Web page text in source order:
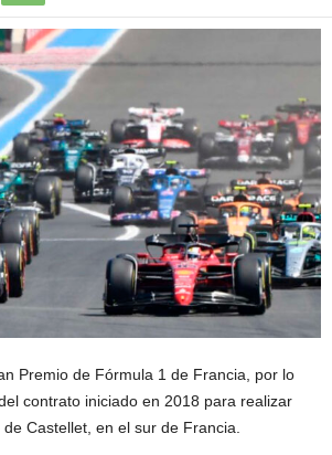
Premio de Fórmula 1 de Francia, por lo
contrato iniciado en 2018 para realizar
Castellet, en el sur de Francia.